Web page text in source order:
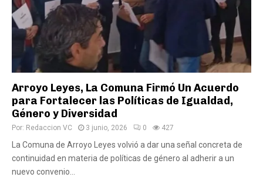
Arroyo Leyes, La Comuna Firmó Un Acuerdo
para Fortalecer las Políticas de Igualdad,
Género y Diversidad
Por: Redaccion VC 3 junio, 2026 0 427
La Comuna de Arroyo Leyes volvió a dar una señal concreta de
continuidad en materia de políticas de género al adherir a un
nuevo convenio...